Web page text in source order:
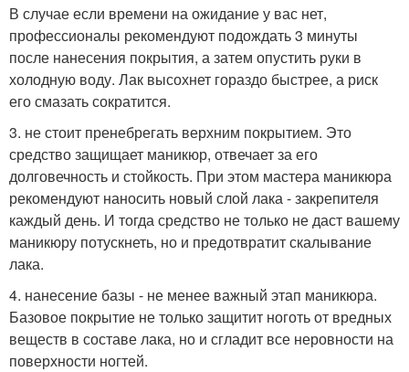
В случае если времени на ожидание у вас нет,
профессионалы рекомендуют подождать 3 минуты
после нанесения покрытия, а затем опустить руки в
холодную воду. Лак высохнет гораздо быстрее, а риск
его смазать сократится.
3. не стоит пренебрегать верхним покрытием. Это
средство защищает маникюр, отвечает за его
долговечность и стойкость. При этом мастера маникюра
рекомендуют наносить новый слой лака - закрепителя
каждый день. И тогда средство не только не даст вашему
маникюру потускнеть, но и предотвратит скалывание
лака.
4. нанесение базы - не менее важный этап маникюра.
Базовое покрытие не только защитит ноготь от вредных
веществ в составе лака, но и сгладит все неровности на
поверхности ногтей.